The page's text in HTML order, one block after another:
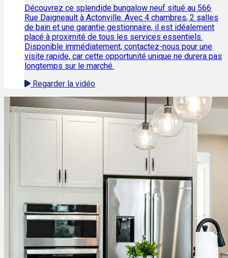
Découvrez ce splendide bungalow neuf situé au 566
Rue Daigneault à Actonville. Avec 4 chambres, 2 salles
de bain et une garantie gestionnaire, il est idéalement
placé à proximité de tous les services essentiels.
Disponible immédiatement, contactez-nous pour une
visite rapide, car cette opportunité unique ne durera pas
longtemps sur le marché.
Regarder la vidéo